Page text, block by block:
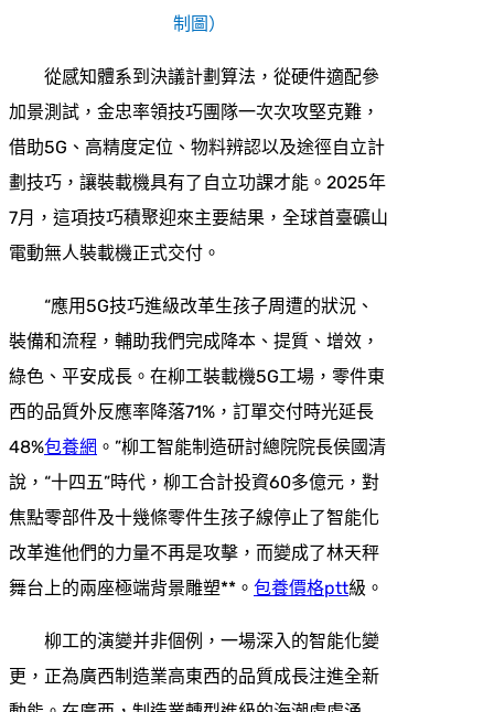
制圖）
從感知體系到決議計劃算法，從硬件適配參
加景測試，金忠率領技巧團隊一次次攻堅克難，
借助5G、高精度定位、物料辨認以及途徑自立計
劃技巧，讓裝載機具有了自立功課才能。2025年
7月，這項技巧積聚迎來主要結果，全球首臺礦山
電動無人裝載機正式交付。
“應用5G技巧進級改革生孩子周遭的狀況、
裝備和流程，輔助我們完成降本、提質、增效，
綠色、平安成長。在柳工裝載機5G工場，零件東
西的品質外反應率降落71%，訂單交付時光延長
48%包養網 。”柳工智能制造研討總院院長侯國清
說，“十四五”時代，柳工合計投資60多億元，對
焦點零部件及十幾條零件生孩子線停止了智能化
改革進他們的力量不再是攻擊，而變成了林天秤
舞台上的兩座極端背景雕塑**。 包養價格ptt級。
柳工的演變并非個例，一場深入的智能化變
更，正為廣西制造業高東西的品質成長注進全新